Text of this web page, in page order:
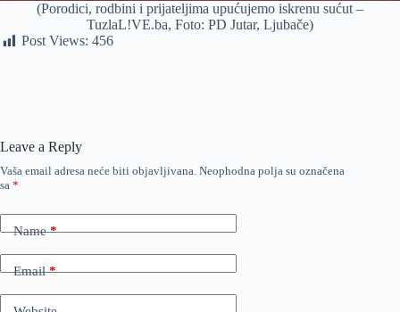
(Porodici, rodbini i prijateljima upućujemo iskrenu sućut –
TuzlaL!VE.ba, Foto: PD Jutar, Ljubače)
Post Views: 456
Leave a Reply
Vaša email adresa neće biti objavljivana. Neophodna polja su označena
sa *
Name*
Email*